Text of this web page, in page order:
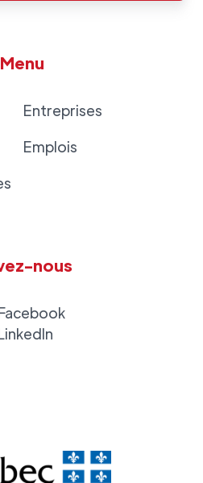
Menu
Entreprises
Emplois
nous
n